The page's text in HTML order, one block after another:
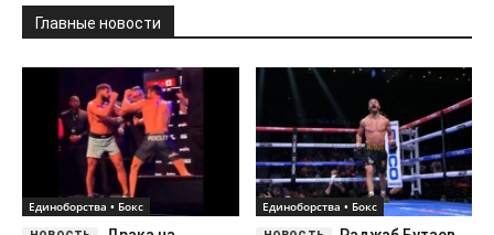
Главные новости
Единоборства • Бокс Единоборства • Бокс